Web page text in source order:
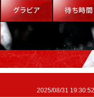
2025/08/31 19:30:52